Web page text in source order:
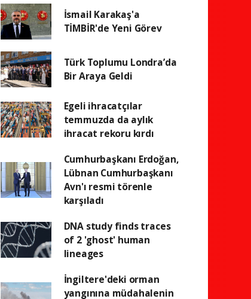
İsmail Karakaş'a
TİMBİR'de Yeni Görev
Türk Toplumu Londra’da
Bir Araya Geldi
Egeli ihracatçılar
temmuzda da aylık
ihracat rekoru kırdı
Cumhurbaşkanı Erdoğan,
Lübnan Cumhurbaşkanı
Avn'ı resmi törenle
karşıladı
DNA study finds traces
of 2 'ghost' human
lineages
İngiltere'deki orman
yangınına müdahalenin